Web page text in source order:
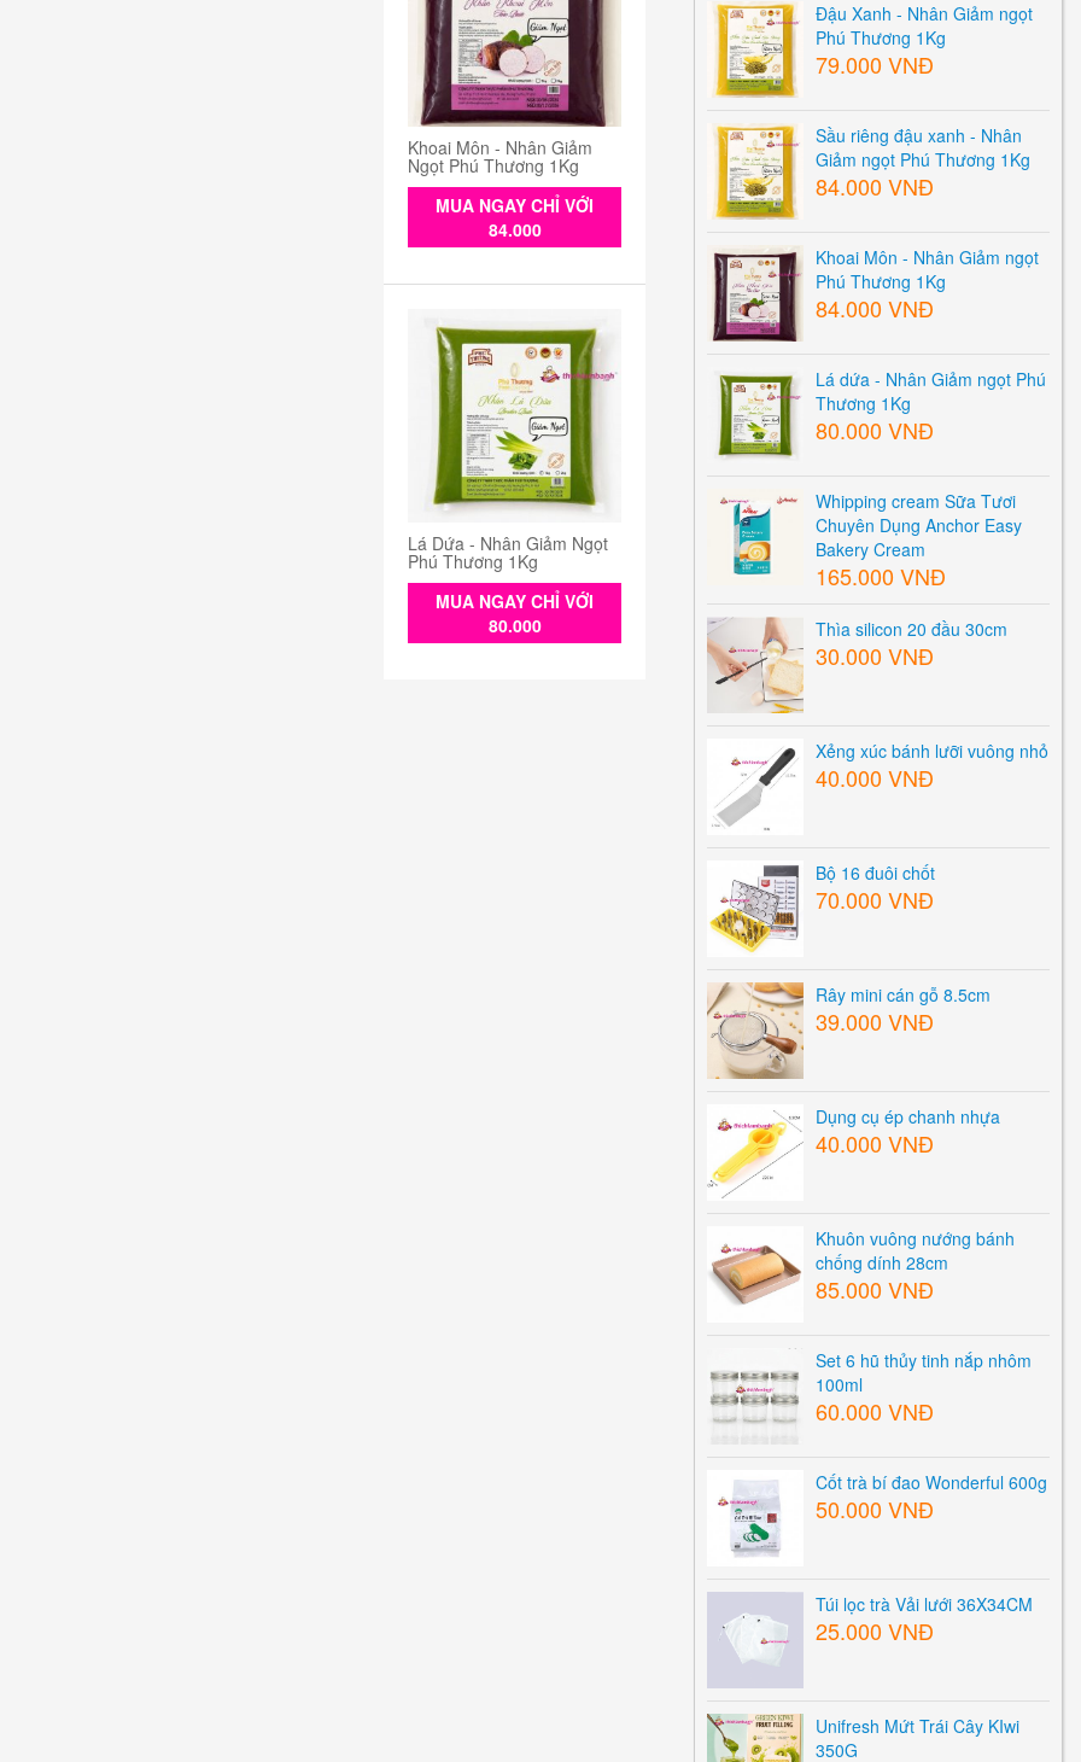
Khoai Môn - Nhân Giảm
Ngọt Phú Thương 1Kg
MUA NGAY CHỈ VỚI
84.000
Lá Dứa - Nhân Giảm Ngọt
Phú Thương 1Kg
MUA NGAY CHỈ VỚI
80.000
Đậu Xanh - Nhân Giảm ngọt
Phú Thương 1Kg
79.000 VNĐ
Sầu riêng đậu xanh - Nhân
Giảm ngọt Phú Thương 1Kg
84.000 VNĐ
Khoai Môn - Nhân Giảm ngọt
Phú Thương 1Kg
84.000 VNĐ
Lá dứa - Nhân Giảm ngọt Phú
Thương 1Kg
80.000 VNĐ
Whipping cream Sữa Tươi
Chuyên Dụng Anchor Easy
Bakery Cream
165.000 VNĐ
Thìa silicon 20 đầu 30cm
30.000 VNĐ
Xẻng xúc bánh lưỡi vuông nhỏ
40.000 VNĐ
Bộ 16 đuôi chốt
70.000 VNĐ
Rây mini cán gỗ 8.5cm
39.000 VNĐ
Dụng cụ ép chanh nhựa
40.000 VNĐ
Khuôn vuông nướng bánh
chống dính 28cm
85.000 VNĐ
Set 6 hũ thủy tinh nắp nhôm
100ml
60.000 VNĐ
Cốt trà bí đao Wonderful 600g
50.000 VNĐ
Túi lọc trà Vải lưới 36X34CM
25.000 VNĐ
Unifresh Mứt Trái Cây KIwi
350G